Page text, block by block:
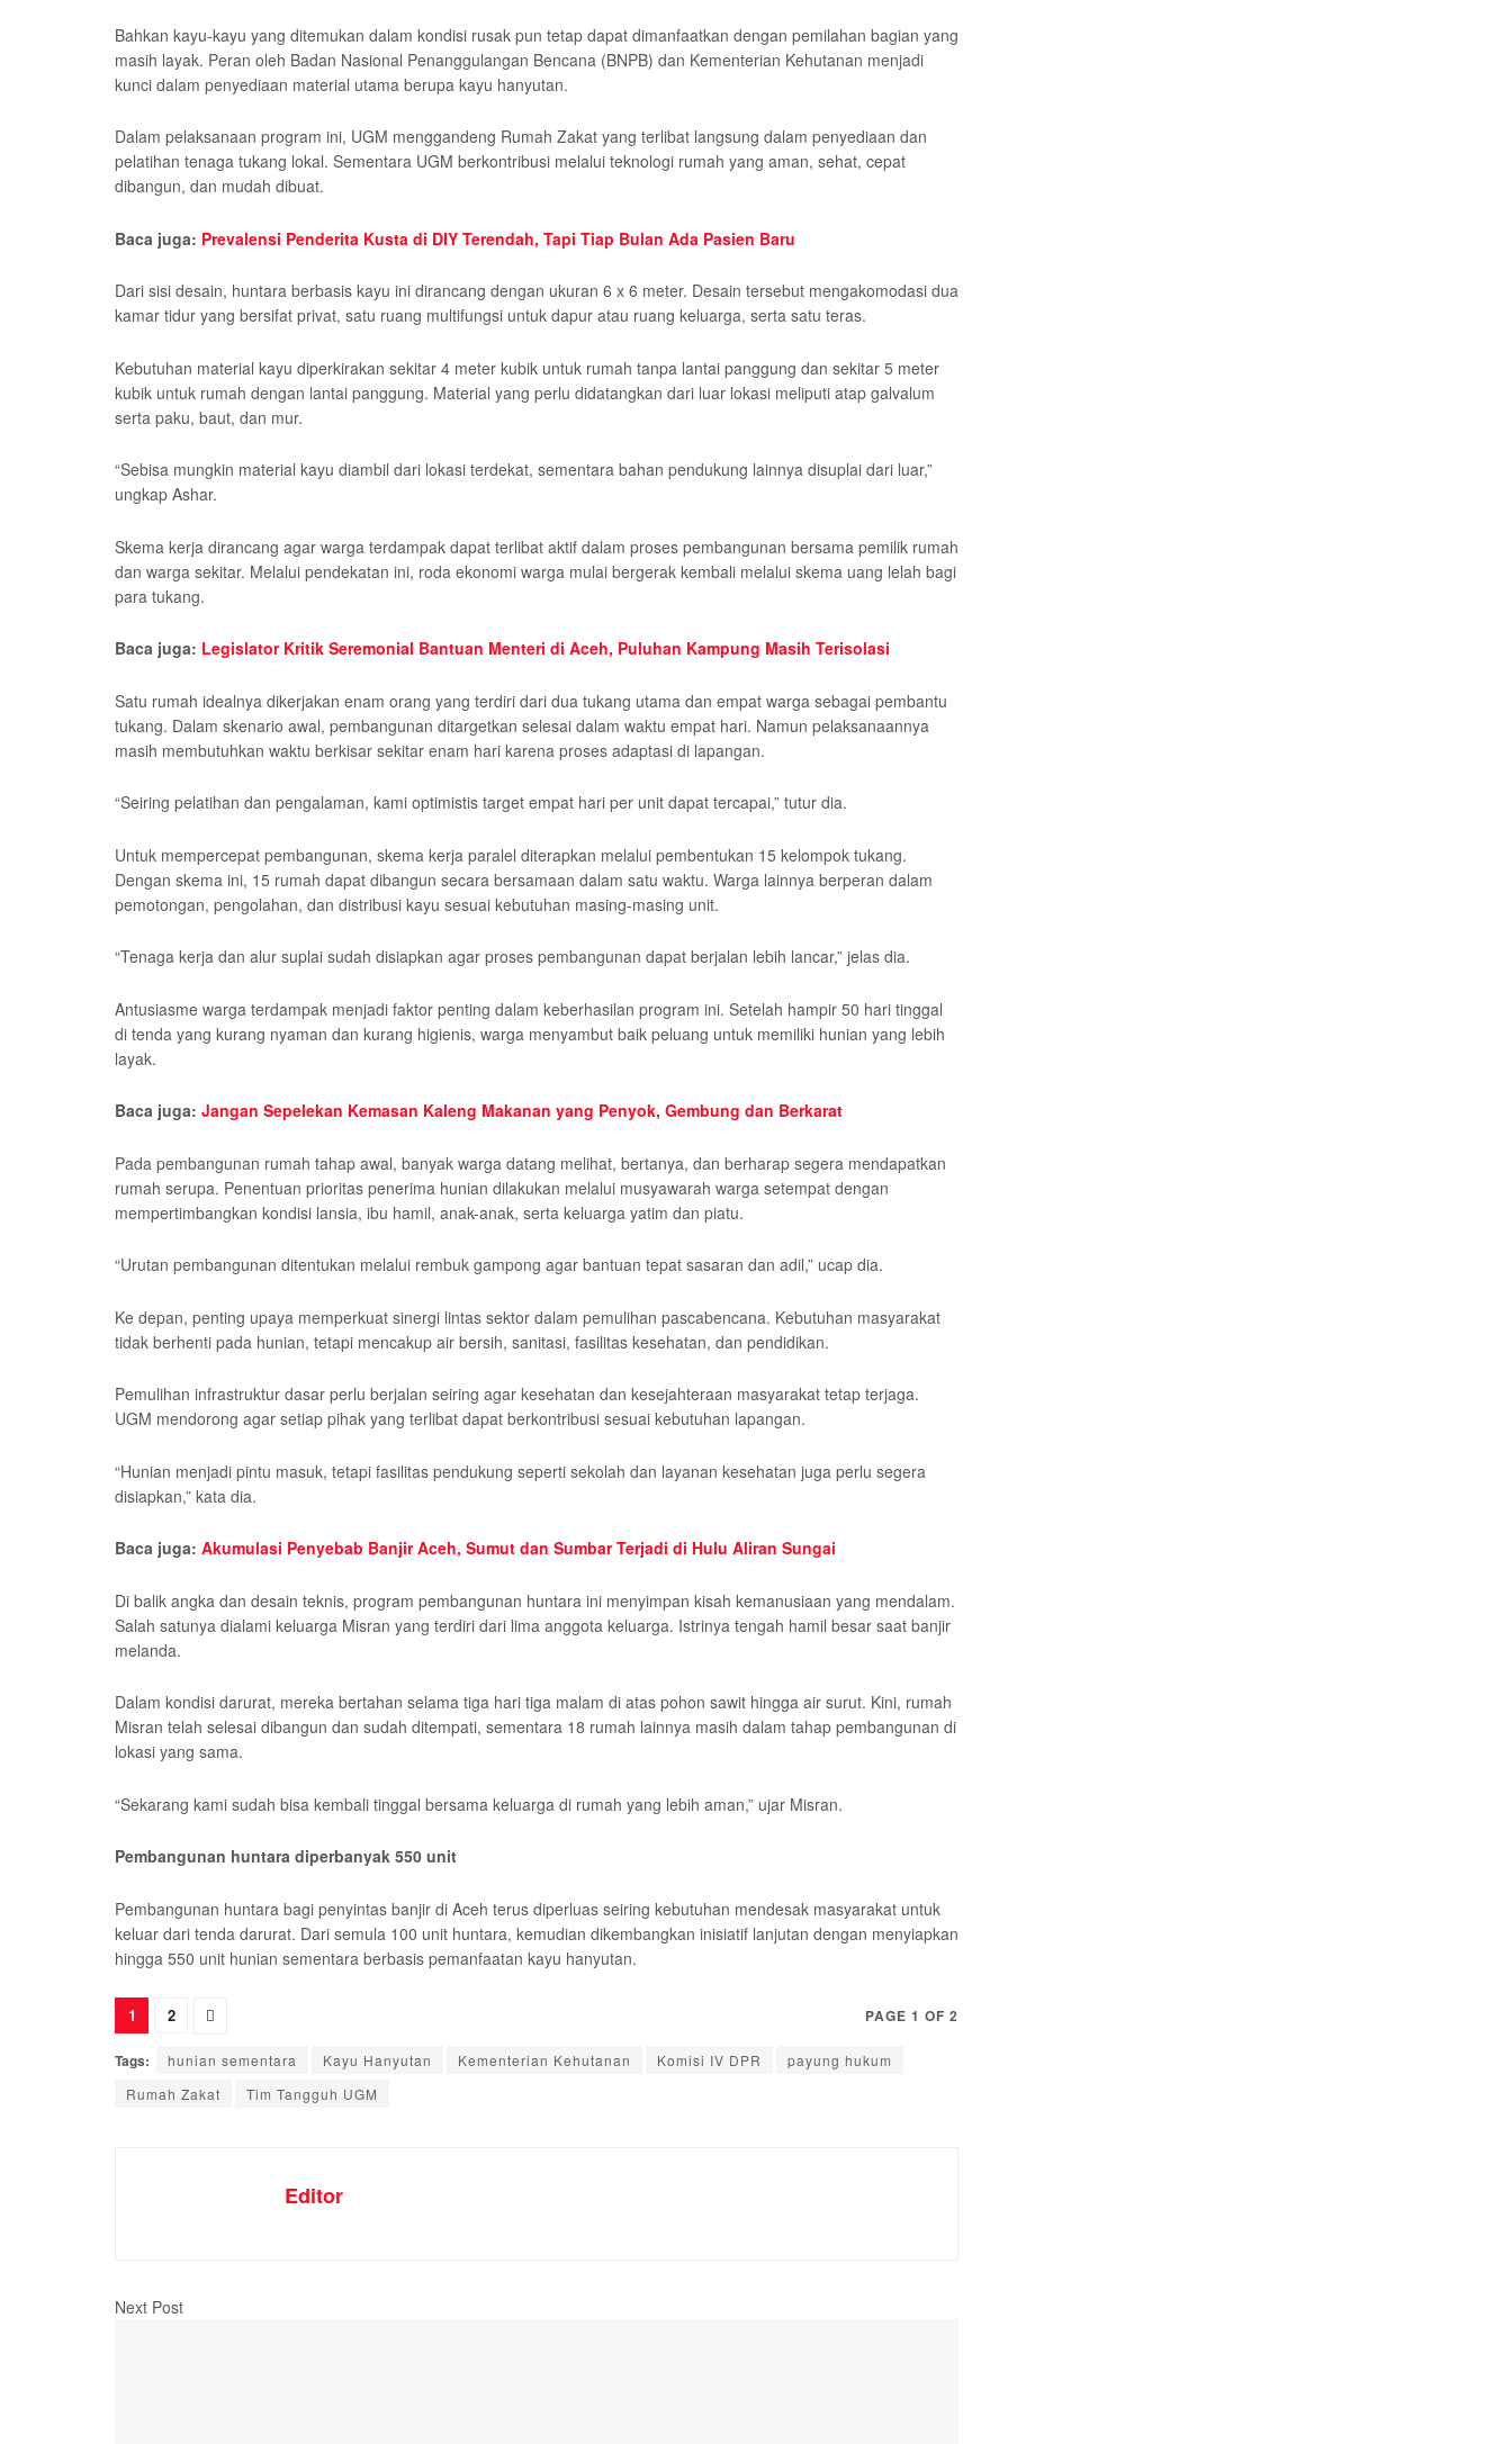
Bahkan kayu-kayu yang ditemukan dalam kondisi rusak pun tetap dapat dimanfaatkan dengan pemilahan bagian yang
masih layak. Peran oleh Badan Nasional Penanggulangan Bencana (BNPB) dan Kementerian Kehutanan menjadi
kunci dalam penyediaan material utama berupa kayu hanyutan.
Dalam pelaksanaan program ini, UGM menggandeng Rumah Zakat yang terlibat langsung dalam penyediaan dan
pelatihan tenaga tukang lokal. Sementara UGM berkontribusi melalui teknologi rumah yang aman, sehat, cepat
dibangun, dan mudah dibuat.
Baca juga: Prevalensi Penderita Kusta di DIY Terendah, Tapi Tiap Bulan Ada Pasien Baru
Dari sisi desain, huntara berbasis kayu ini dirancang dengan ukuran 6 x 6 meter. Desain tersebut mengakomodasi dua
kamar tidur yang bersifat privat, satu ruang multifungsi untuk dapur atau ruang keluarga, serta satu teras.
Kebutuhan material kayu diperkirakan sekitar 4 meter kubik untuk rumah tanpa lantai panggung dan sekitar 5 meter
kubik untuk rumah dengan lantai panggung. Material yang perlu didatangkan dari luar lokasi meliputi atap galvalum
serta paku, baut, dan mur.
“Sebisa mungkin material kayu diambil dari lokasi terdekat, sementara bahan pendukung lainnya disuplai dari luar,”
ungkap Ashar.
Skema kerja dirancang agar warga terdampak dapat terlibat aktif dalam proses pembangunan bersama pemilik rumah
dan warga sekitar. Melalui pendekatan ini, roda ekonomi warga mulai bergerak kembali melalui skema uang lelah bagi
para tukang.
Baca juga: Legislator Kritik Seremonial Bantuan Menteri di Aceh, Puluhan Kampung Masih Terisolasi
Satu rumah idealnya dikerjakan enam orang yang terdiri dari dua tukang utama dan empat warga sebagai pembantu
tukang. Dalam skenario awal, pembangunan ditargetkan selesai dalam waktu empat hari. Namun pelaksanaannya
masih membutuhkan waktu berkisar sekitar enam hari karena proses adaptasi di lapangan.
“Seiring pelatihan dan pengalaman, kami optimistis target empat hari per unit dapat tercapai,” tutur dia.
Untuk mempercepat pembangunan, skema kerja paralel diterapkan melalui pembentukan 15 kelompok tukang.
Dengan skema ini, 15 rumah dapat dibangun secara bersamaan dalam satu waktu. Warga lainnya berperan dalam
pemotongan, pengolahan, dan distribusi kayu sesuai kebutuhan masing-masing unit.
“Tenaga kerja dan alur suplai sudah disiapkan agar proses pembangunan dapat berjalan lebih lancar,” jelas dia.
Antusiasme warga terdampak menjadi faktor penting dalam keberhasilan program ini. Setelah hampir 50 hari tinggal
di tenda yang kurang nyaman dan kurang higienis, warga menyambut baik peluang untuk memiliki hunian yang lebih
layak.
Baca juga: Jangan Sepelekan Kemasan Kaleng Makanan yang Penyok, Gembung dan Berkarat
Pada pembangunan rumah tahap awal, banyak warga datang melihat, bertanya, dan berharap segera mendapatkan
rumah serupa. Penentuan prioritas penerima hunian dilakukan melalui musyawarah warga setempat dengan
mempertimbangkan kondisi lansia, ibu hamil, anak-anak, serta keluarga yatim dan piatu.
“Urutan pembangunan ditentukan melalui rembuk gampong agar bantuan tepat sasaran dan adil,” ucap dia.
Ke depan, penting upaya memperkuat sinergi lintas sektor dalam pemulihan pascabencana. Kebutuhan masyarakat
tidak berhenti pada hunian, tetapi mencakup air bersih, sanitasi, fasilitas kesehatan, dan pendidikan.
Pemulihan infrastruktur dasar perlu berjalan seiring agar kesehatan dan kesejahteraan masyarakat tetap terjaga.
UGM mendorong agar setiap pihak yang terlibat dapat berkontribusi sesuai kebutuhan lapangan.
“Hunian menjadi pintu masuk, tetapi fasilitas pendukung seperti sekolah dan layanan kesehatan juga perlu segera
disiapkan,” kata dia.
Baca juga: Akumulasi Penyebab Banjir Aceh, Sumut dan Sumbar Terjadi di Hulu Aliran Sungai
Di balik angka dan desain teknis, program pembangunan huntara ini menyimpan kisah kemanusiaan yang mendalam.
Salah satunya dialami keluarga Misran yang terdiri dari lima anggota keluarga. Istrinya tengah hamil besar saat banjir
melanda.
Dalam kondisi darurat, mereka bertahan selama tiga hari tiga malam di atas pohon sawit hingga air surut. Kini, rumah
Misran telah selesai dibangun dan sudah ditempati, sementara 18 rumah lainnya masih dalam tahap pembangunan di
lokasi yang sama.
“Sekarang kami sudah bisa kembali tinggal bersama keluarga di rumah yang lebih aman,” ujar Misran.
Pembangunan huntara diperbanyak 550 unit
Pembangunan huntara bagi penyintas banjir di Aceh terus diperluas seiring kebutuhan mendesak masyarakat untuk
keluar dari tenda darurat. Dari semula 100 unit huntara, kemudian dikembangkan inisiatif lanjutan dengan menyiapkan
hingga 550 unit hunian sementara berbasis pemanfaatan kayu hanyutan.
PAGE 1 OF 2
1 2
Tags: hunian sementara Kayu Hanyutan Kementerian Kehutanan Komisi IV DPR
payung hukum
Rumah Zakat
Tim Tangguh UGM
Editor
Next Post